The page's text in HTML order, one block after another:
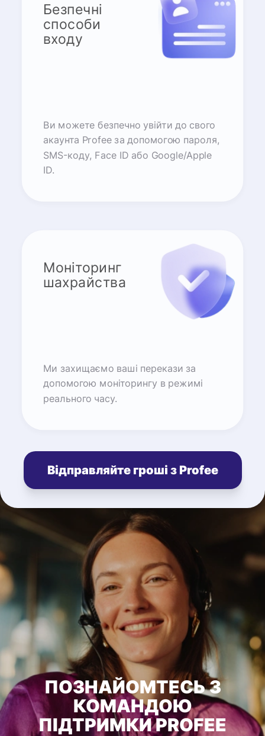
Безпечні
способи
входу
Ви можете безпечно увійти до свого
акаунта Profee за допомогою пароля,
SMS-коду, Face ID або Google/Apple
ID.
Моніторинг
шахрайства
Ми захищаємо ваші перекази за
допомогою моніторингу в режимі
реального часу.
Відправляйте гроші з Profee
ПОЗНАЙОМТЕСЬ З
КОМАНДОЮ
ПІДТРИМКИ PROFEE